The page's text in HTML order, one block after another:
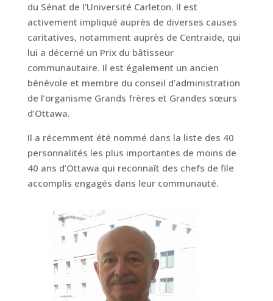
du Sénat de l’Université Carleton. Il est
activement impliqué auprès de diverses causes
caritatives, notamment auprès de Centraide, qui
lui a décerné un Prix du bâtisseur
communautaire. Il est également un ancien
bénévole et membre du conseil d’administration
de l’organisme Grands frères et Grandes sœurs
d’Ottawa.
Il a récemment été nommé dans la liste des 40
personnalités les plus importantes de moins de
40 ans d’Ottawa qui reconnaît des chefs de file
accomplis engagés dans leur communauté.